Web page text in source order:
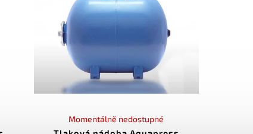
Momentálně nedostupné